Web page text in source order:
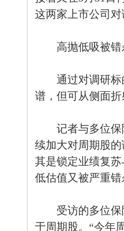
这两家上市公司
高抛低吸被错
通过对调研标
谱，但可从侧面
记者与多位保
续加大对周期股
其是锁定业绩复
低估值又被严重
受访的多位保
于周期股。“今年